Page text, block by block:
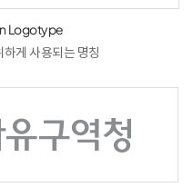
Logotype
게 사용되는 명칭